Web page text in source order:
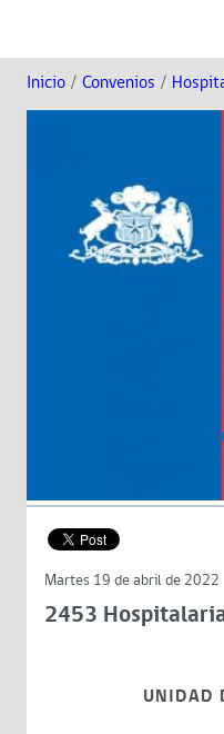
Inicio / Convenios /
Martes 19 de abril de 2022
2453
UNIDAD